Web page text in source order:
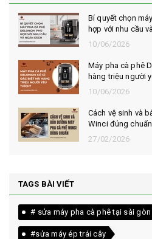
Bí quyết chọn
hợp với nhu cầu
10/06/2026
Máy pha cà phê
hàng triệu người
10/06/2026
Cách vệ sinh và
Winci đúng chuẩn
27/02/2026
TAGS BÀI VIẾT
# sửa máy pha cà phê tại sài gòn
#sửa máy ép trái cây